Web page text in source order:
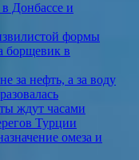
Донбассе и
формы
борщевик в
за нефть, а за воду
ждут часами
Турции
омеза и